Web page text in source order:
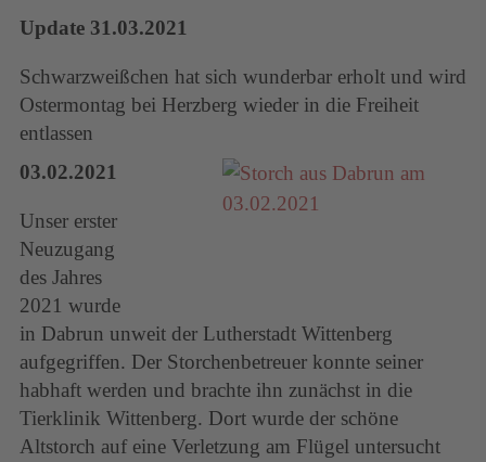
Update 31.03.2021
Schwarzweißchen hat sich wunderbar erholt und wird
Ostermontag bei Herzberg wieder in die Freiheit
entlassen
03.02.2021
Unser erster
Neuzugang
des Jahres
2021 wurde
in Dabrun unweit der Lutherstadt Wittenberg
aufgegriffen. Der Storchenbetreuer konnte seiner
habhaft werden und brachte ihn zunächst in die
Tierklinik Wittenberg. Dort wurde der schöne
Altstorch auf eine Verletzung am Flügel untersucht